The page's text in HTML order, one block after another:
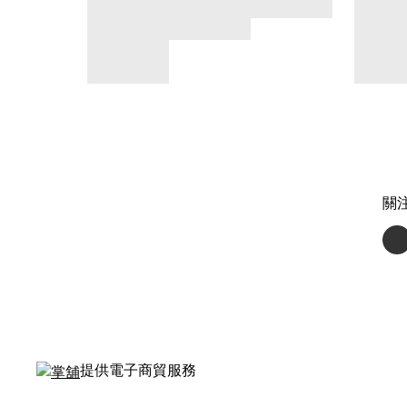
關
提供電子商貿服務